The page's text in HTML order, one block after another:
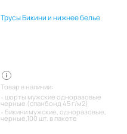
Трусы Бикини и нижнее белье
Товар в наличии:
шорты мужские одноразовые
черные (спанбонд 45 г/м2)
бикини мужские, одноразовые,
черные,100 шт. в пакете